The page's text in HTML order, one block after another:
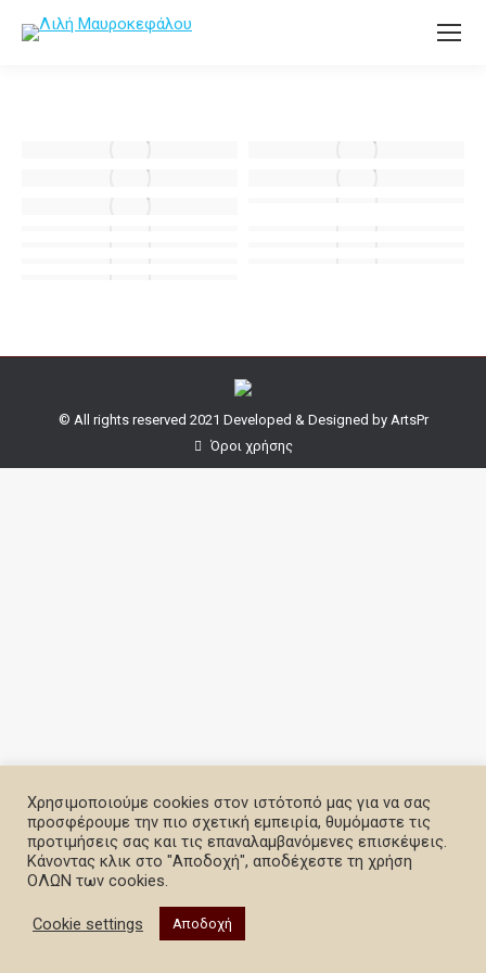
© All rights reserved 2021 Developed & Designed by ArtsPr
Όροι χρήσης
Χρησιμοποιούμε cookies στον ιστότοπό μας για να σας
προσφέρουμε την πιο σχετική εμπειρία, θυμόμαστε τις
προτιμήσεις σας και τις επαναλαμβανόμενες επισκέψεις.
Κάνοντας κλικ στο "Αποδοχή", αποδέχεστε τη χρήση
ΟΛΩΝ των cookies.
Cookie settings Αποδοχή